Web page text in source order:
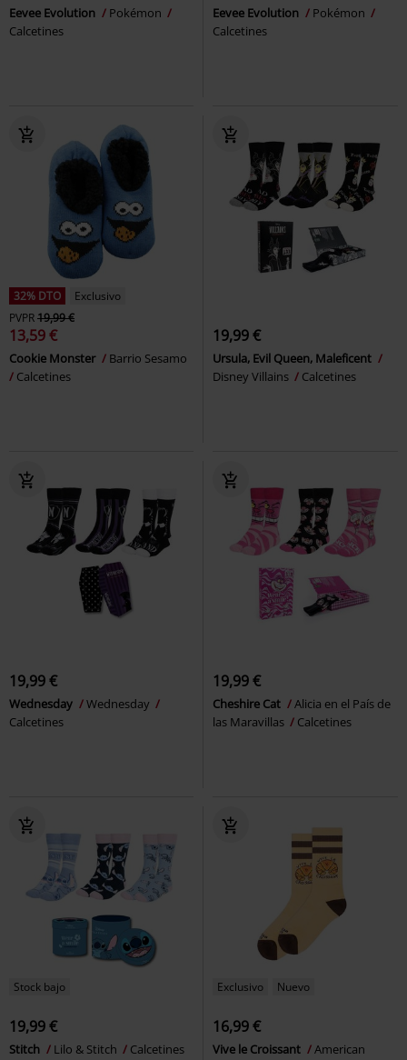
Eevee Evolution
Pokémon
Calcetines
Eevee Evolution
Pokémon
Calcetines
32% DTO
Exclusivo
PVPR19,99 €
13,59 €
Cookie Monster
Barrio Sesamo
Calcetines
19,99 €
Ursula, Evil Queen, Maleficent
Disney Villains
Calcetines
19,99 €
Wednesday
Wednesday
Calcetines
19,99 €
Cheshire Cat
Alicia en el País de
las Maravillas
Calcetines
Stock bajo
19,99 €
Stitch Lilo & Stitch Calcetines
Exclusivo Nuevo
16,99 €
Vive le Croissant
American